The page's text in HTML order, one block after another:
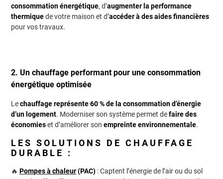
consommation énergétique, d’augmenter la performance
thermiquede votre maison et d’accéder à des aides financières
pour vos travaux.
2. Un chauffage performant pour une consommation
énergétique optimisée
Lechauffage représente 60 % de la consommation d’énergie
d’un logement. Moderniser son système permet defaire des
économieset d’améliorer sonempreinte environnementale.
LES SOLUTIONS DE CHAUFFAGE
DURABLE :
🔥Pompes à chaleur(PAC) : Captent l’énergie de l’air ou du sol